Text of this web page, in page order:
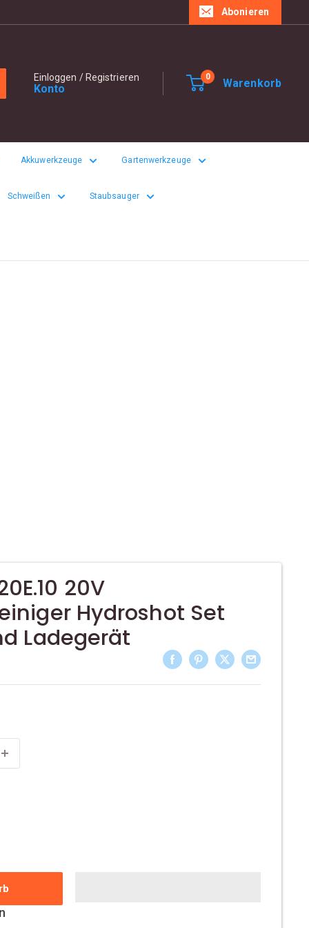
Abonieren
Einloggen / Registrieren
Konto
0 Warenkorb
Akkuwerkzeuge Gartenwerkzeuge
Schweißen Staubsauger
20V
Hydroshot Set
Ladegerät